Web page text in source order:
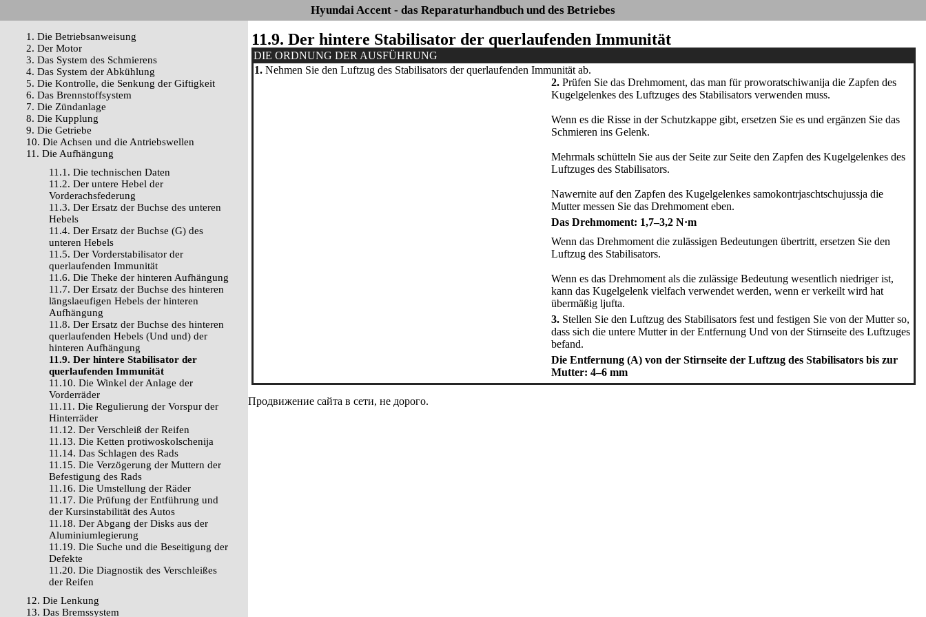
Hyundai Accent - das Reparaturhandbuch und des Betriebes
1. Die Betriebsanweisung
2. Der Motor
3. Das System des Schmierens
4. Das System der Abkühlung
5. Die Kontrolle, die Senkung der Giftigkeit
6. Das Brennstoffsystem
7. Die Zündanlage
8. Die Kupplung
9. Die Getriebe
10. Die Achsen und die Antriebswellen
11. Die Aufhängung
11.1. Die technischen Daten
11.2. Der untere Hebel der
Vorderachsfederung
11.3. Der Ersatz der Buchse des unteren
Hebels
11.4. Der Ersatz der Buchse (G) des
unteren Hebels
11.5. Der Vorderstabilisator der
querlaufenden Immunität
11.6. Die Theke der hinteren Aufhängung
11.7. Der Ersatz der Buchse des hinteren
längslaeufigen Hebels der hinteren
Aufhängung
11.8. Der Ersatz der Buchse des hinteren
querlaufenden Hebels (Und und) der
hinteren Aufhängung
11.9. Der hintere Stabilisator der
querlaufenden Immunität
11.10. Die Winkel der Anlage der
Vorderräder
11.11. Die Regulierung der Vorspur der
Hinterräder
11.12. Der Verschleiß der Reifen
11.13. Die Ketten protiwoskolschenija
11.14. Das Schlagen des Rads
11.15. Die Verzögerung der Muttern der
Befestigung des Rads
11.16. Die Umstellung der Räder
11.17. Die Prüfung der Entführung und
der Kursinstabilität des Autos
11.18. Der Abgang der Disks aus der
Aluminiumlegierung
11.19. Die Suche und die Beseitigung der
Defekte
11.20. Die Diagnostik des Verschleißes
der Reifen
12. Die Lenkung
13. Das Bremssystem
11.9. Der hintere Stabilisator der querlaufenden Immunität
DIE ORDNUNG DER AUSFÜHRUNG
1. Nehmen Sie den Luftzug des Stabilisators der querlaufenden Immunität ab.
2. Prüfen Sie das Drehmoment, das man für proworatschiwanija die Zapfen des
Kugelgelenkes des Luftzuges des Stabilisators verwenden muss.
Wenn es die Risse in der Schutzkappe gibt, ersetzen Sie es und ergänzen Sie das
Schmieren ins Gelenk.
Mehrmals schütteln Sie aus der Seite zur Seite den Zapfen des Kugelgelenkes des
Luftzuges des Stabilisators.
Nawernite auf den Zapfen des Kugelgelenkes samokontrjaschtschujussja die
Mutter messen Sie das Drehmoment eben.
Das Drehmoment: 1,7–3,2 N·m
Wenn das Drehmoment die zulässigen Bedeutungen übertritt, ersetzen Sie den
Luftzug des Stabilisators.
Wenn es das Drehmoment als die zulässige Bedeutung wesentlich niedriger ist,
kann das Kugelgelenk vielfach verwendet werden, wenn er verkeilt wird hat
übermäßig ljufta.
3. Stellen Sie den Luftzug des Stabilisators fest und festigen Sie von der Mutter so,
dass sich die untere Mutter in der Entfernung Und von der Stirnseite des Luftzuges
befand.
Die Entfernung (A) von der Stirnseite der Luftzug des Stabilisators bis zur
Mutter: 4–6 mm
Продвижение сайта в сети, не дорого.